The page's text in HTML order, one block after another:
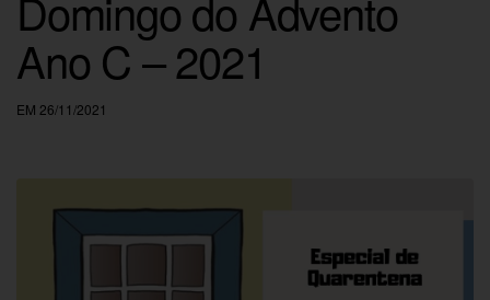
Ano C – 2021
EM 26/11/2021